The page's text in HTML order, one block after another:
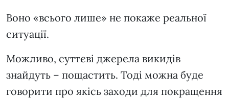
Воно «всього лише» не покаже реальної
ситуації.
Можливо, суттєві джерела викидів
знайдуть – пощастить. Тоді можна буде
говорити про якісь заходи для покращення